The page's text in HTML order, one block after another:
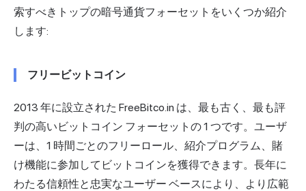
索すべきトップの暗号通貨フォーセットをいくつか紹介
します:
フリービットコイン
2013 年に設立された FreeBitco.in は、最も古く、最も評
判の高いビットコイン フォーセットの 1 つです。ユーザ
ーは、1 時間ごとのフリーロール、紹介プログラム、賭
け機能に参加してビットコインを獲得できます。長年に
わたる信頼性と忠実なユーザー ベースにより、より広範